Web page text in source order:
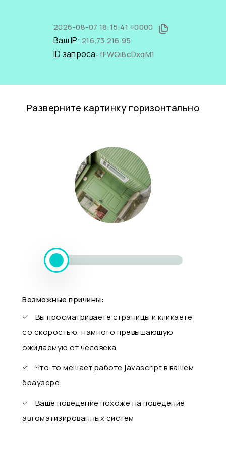
2026-08-07 18:15:41 +0000
Ваш IP: 216.73.216.95
ID запроса: fFWQi8cDxqM1
Разверните картинку горизонтально
Возможные причины:
Вы просматриваете страницы и кликаете
со скоростью, намного превышающую
ожидаемую от человека
Что-то мешает работе javascript в вашем
браузере
Ваше поведение похоже на поведение
автоматизированных систем